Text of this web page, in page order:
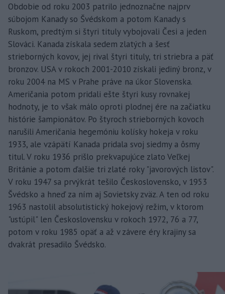
Obdobie od roku 2003 patrilo jednoznačne najprv
súbojom Kanady so Švédskom a potom Kanady s
Ruskom, predtým si štyri tituly vybojovali Česi a jeden
Slováci. Kanada získala sedem zlatých a šesť
strieborných kovov, jej rival štyri tituly, tri striebra a päť
bronzov. USA v rokoch 2001-2010 získali jediný bronz, v
roku 2004 na MS v Prahe práve na úkor Slovenska.
Američania potom pridali ešte štyri kusy rovnakej
hodnoty, je to však málo oproti plodnej ére na začiatku
histórie šampionátov. Po štyroch strieborných kovoch
narušili Američania hegemóniu kolísky hokeja v roku
1933, ale vzápätí Kanada pridala svoj siedmy a ôsmy
titul. V roku 1936 prišlo prekvapujúce zlato Veľkej
Británie a potom ďalšie tri zlaté roky "javorových listov".
V roku 1947 sa prvýkrát tešilo Československo, v 1953
Švédsko a hneď za ním aj Sovietsky zväz. A ten od roku
1963 nastolil absolutistický hokejový režim, v ktorom
"ustúpil" len Československu v rokoch 1972, 76 a 77,
potom v roku 1985 opäť a až v závere éry krajiny sa
dvakrát presadilo Švédsko.